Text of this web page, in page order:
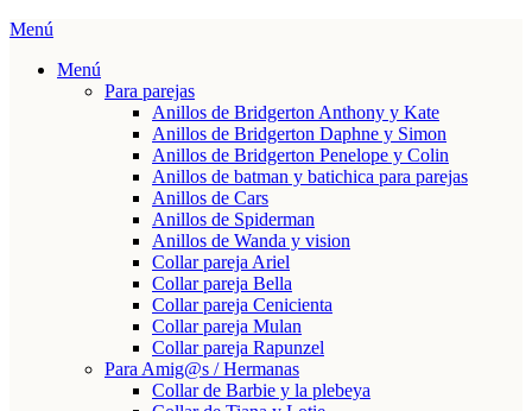
Menú
Menú
Para parejas
Anillos de Bridgerton Anthony y Kate
Anillos de Bridgerton Daphne y Simon
Anillos de Bridgerton Penelope y Colin
Anillos de batman y batichica para parejas
Anillos de Cars
Anillos de Spiderman
Anillos de Wanda y vision
Collar pareja Ariel
Collar pareja Bella
Collar pareja Cenicienta
Collar pareja Mulan
Collar pareja Rapunzel
Para Amig@s / Hermanas
Collar de Barbie y la plebeya